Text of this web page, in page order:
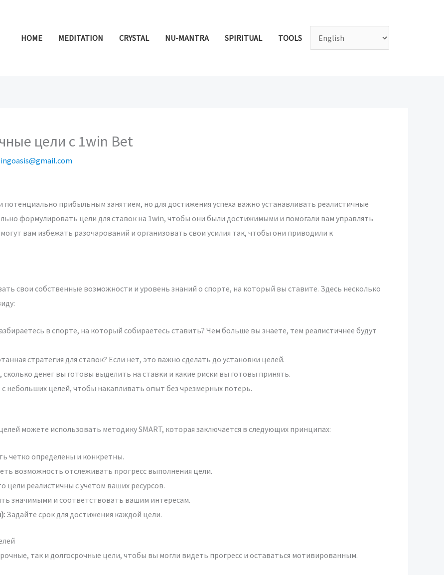
HOME MEDITATION CRYSTAL NU-MANTRA SPIRITUAL TOOLS
цели с 1win Bet
прибыльным занятием, но для достижения успеха важно устанавливать реалистичные
формулировать цели для ставок на 1win, чтобы они были достижимыми и помогали вам управлять
вам избежать разочарований и организовать свои усилия так, чтобы они приводили к
свои собственные возможности и уровень знаний о спорте, на который вы ставите. Здесь несколько
в спорте, на который собираетесь ставить? Чем больше вы знаете, тем реалистичнее будут
стратегия для ставок? Если нет, это важно сделать до установки целей.
денег вы готовы выделить на ставки и какие риски вы готовы принять.
небольших целей, чтобы накапливать опыт без чрезмерных потерь.
можете использовать методику SMART, которая заключается в следующих принципах:
четко определены и конкретны.
возможность отслеживать прогресс выполнения цели.
цели реалистичны с учетом ваших ресурсов.
значимыми и соответствовать вашим интересам.
Задайте срок для достижения каждой цели.
так и долгосрочные цели, чтобы вы могли видеть прогресс и оставаться мотивированным.